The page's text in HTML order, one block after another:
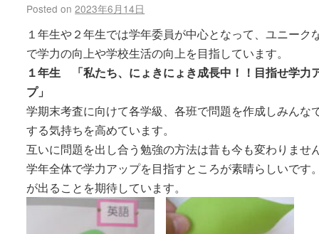
Posted on 2023年6月14日
１年生や２年生では学年委員が中心となって、ユニーク
で学力の向上や学校生活の向上を目指しています。
１年生 「私たち、にょきにょき成長中！！目指せ学力
プ」
学期末考査に向けて各学級、各班で問題を作成しみんな
する気持ちを高めています。
互いに問題を出し合う勉強の方法は昔も今も変わりませ
学年全体で学力アップを目指すところが素晴らしいです
が出ることを期待しています。